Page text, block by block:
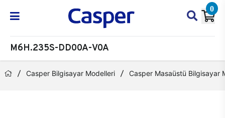
0
M6H.235S-DD00A-V0A
Casper Bilgisayar Modelleri Casper Masaüstü Bilgisayar